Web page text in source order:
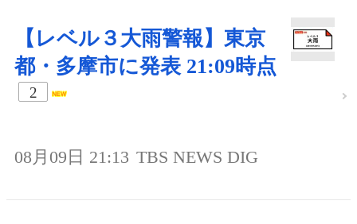
【レベル３大雨警報】東京
都・多摩市に発表 21:09時点
2
08月09日 21:13 TBS NEWS DIG